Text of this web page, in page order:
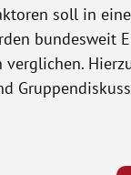
soll in
bundesweit